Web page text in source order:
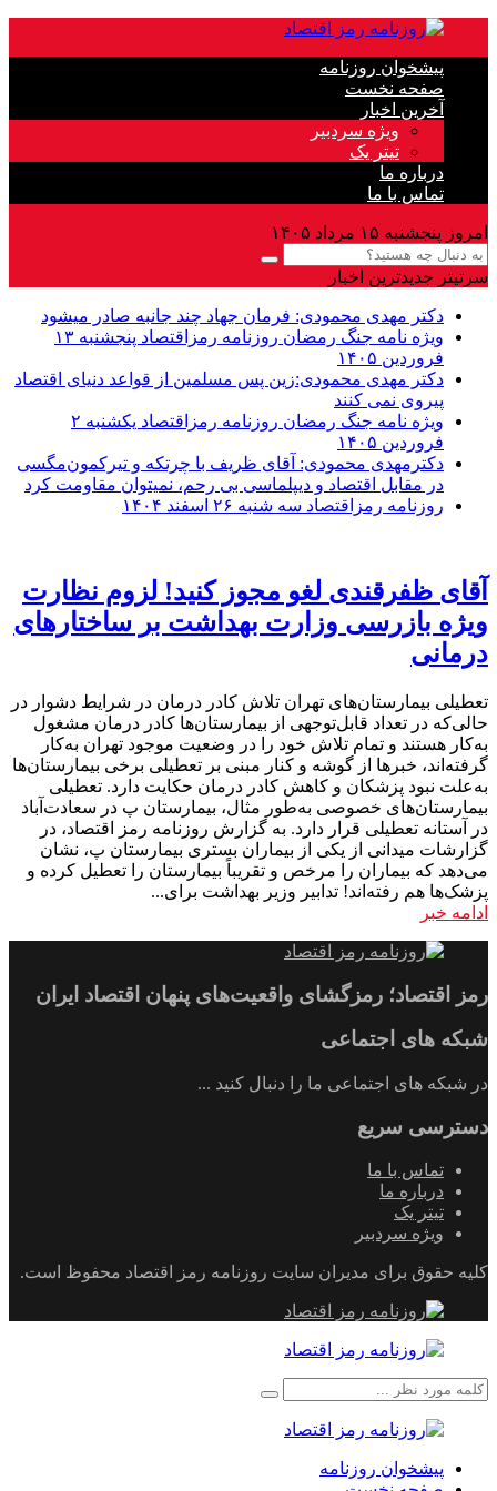
پیشخوان روزنامه
صفحه نخست
آخرین اخبار
ویژه سردبیر
تیتر یک
درباره ما
تماس با ما
امروز پنجشنبه ۱۵ مرداد ۱۴۰۵
سرتیتر جدیدترین اخبار
دکتر مهدى محمودى: فرمان جهاد چند جانبه صادر میشود
ویژه نامه جنگ رمضان روزنامه رمزاقتصاد پنجشنبه ۱۳
فروردین ۱۴۰۵
دکتر مهدی محمودی:زین پس مسلمین از قواعد دنیاى اقتصاد
پیروى نمی کنند
ویژه نامه جنگ رمضان روزنامه رمزاقتصاد یکشنبه ۲
فروردین ۱۴۰۵
دکترمهدى محمودى: آقای ظریف با چرتکه و تیرکمون‌مگسی
در مقابل اقتصاد و دیپلماسی بی رحم، نمیتوان مقاومت کرد
روزنامه رمزاقتصاد سه شنبه ۲۶ اسفند ۱۴۰۴
آقای ظفرقندی لغو مجوز کنید! لزوم نظارت
ویژه بازرسی وزارت بهداشت بر ساختارهای
درمانی
تعطیلی بیمارستان‌های تهران تلاش کادر درمان در شرایط دشوار در
حالی‌که در تعداد قابل‌توجهی از بیمارستان‌ها کادر درمان مشغول
به‌کار هستند و تمام تلاش خود را در وضعیت موجود تهران به‌کار
گرفته‌اند، خبرها از گوشه و کنار مبنی بر تعطیلی برخی بیمارستان‌ها
به‌علت نبود پزشکان و کاهش کادر درمان حکایت دارد. تعطیلی
بیمارستان‌های خصوصی به‌طور مثال، بیمارستان پ در سعادت‌آباد
در آستانه تعطیلی قرار دارد. به گزارش روزنامه رمز اقتصاد، در
گزارشات میدانی از یکی از بیماران بستری بیمارستان پ، نشان
می‌دهد که بیماران را مرخص و تقریباً بیمارستان را تعطیل کرده و
پزشک‌ها هم رفته‌اند! تدابیر وزیر بهداشت برای...
ادامه خبر
رمز اقتصاد؛ رمزگشای واقعیت‌های پنهان اقتصاد ایران
شبکه های اجتماعی
در شبکه های اجتماعی ما را دنبال کنید ...
دسترسی سریع
تماس با ما
درباره ما
تیتر یک
ویژه سردبیر
کلیه حقوق برای مدیران سایت روزنامه رمز اقتصاد محفوظ است.
پیشخوان روزنامه